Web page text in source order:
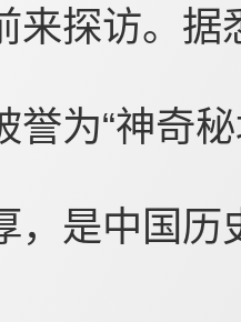
来探访。
誉为“神奇
，是中国历